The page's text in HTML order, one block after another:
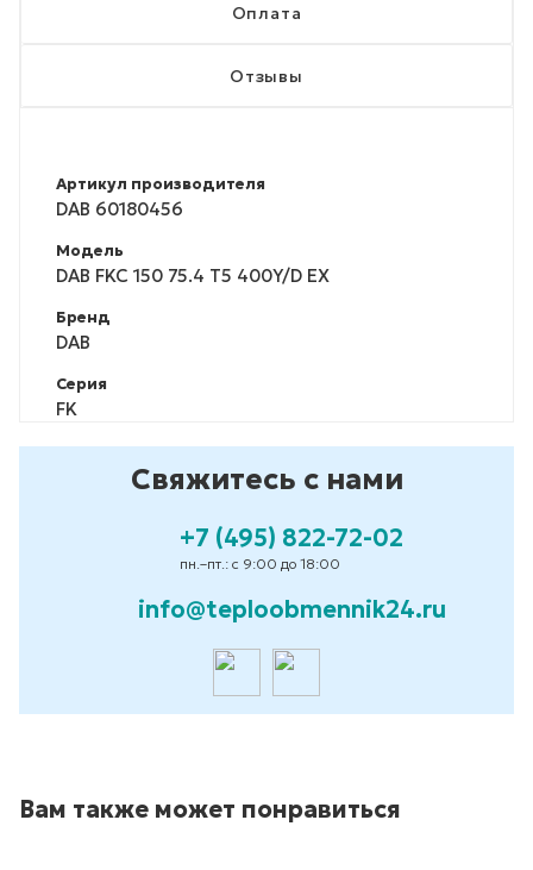
Оплата
Отзывы
Артикул производителя
DAB 60180456
Модель
DAB FKC 150 75.4 T5 400Y/D EX
Бренд
DAB
Серия
FK
Свяжитесь с нами
+7 (495) 822-72-02
пн.–пт.: с 9:00 до 18:00
info@teploobmennik24.ru
Вам также может понравиться